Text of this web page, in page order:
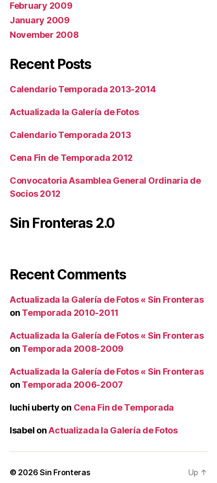
February 2009
January 2009
November 2008
Recent Posts
Calendario Temporada 2013-2014
Actualizada la Galería de Fotos
Calendario Temporada 2013
Cena Fin de Temporada 2012
Convocatoria Asamblea General Ordinaria de
Socios 2012
Sin Fronteras 2.0
Recent Comments
Actualizada la Galería de Fotos « Sin Fronteras
on Temporada 2010-2011
Actualizada la Galería de Fotos « Sin Fronteras
on Temporada 2008-2009
Actualizada la Galería de Fotos « Sin Fronteras
on Temporada 2006-2007
luchi uberty on Cena Fin de Temporada
Isabel onActualizada la Galería de Fotos
© 2026Sin Fronteras Up ↑